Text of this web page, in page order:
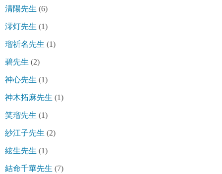
清陽先生 (6)
澪灯先生 (1)
瑠祈名先生 (1)
碧先生 (2)
神心先生 (1)
神木拓麻先生 (1)
笑瑠先生 (1)
紗江子先生 (2)
絃生先生 (1)
結命千華先生 (7)